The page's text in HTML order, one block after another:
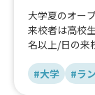
大学夏のオー
来校者は高校
名以上/日の来
#大学 #ラ